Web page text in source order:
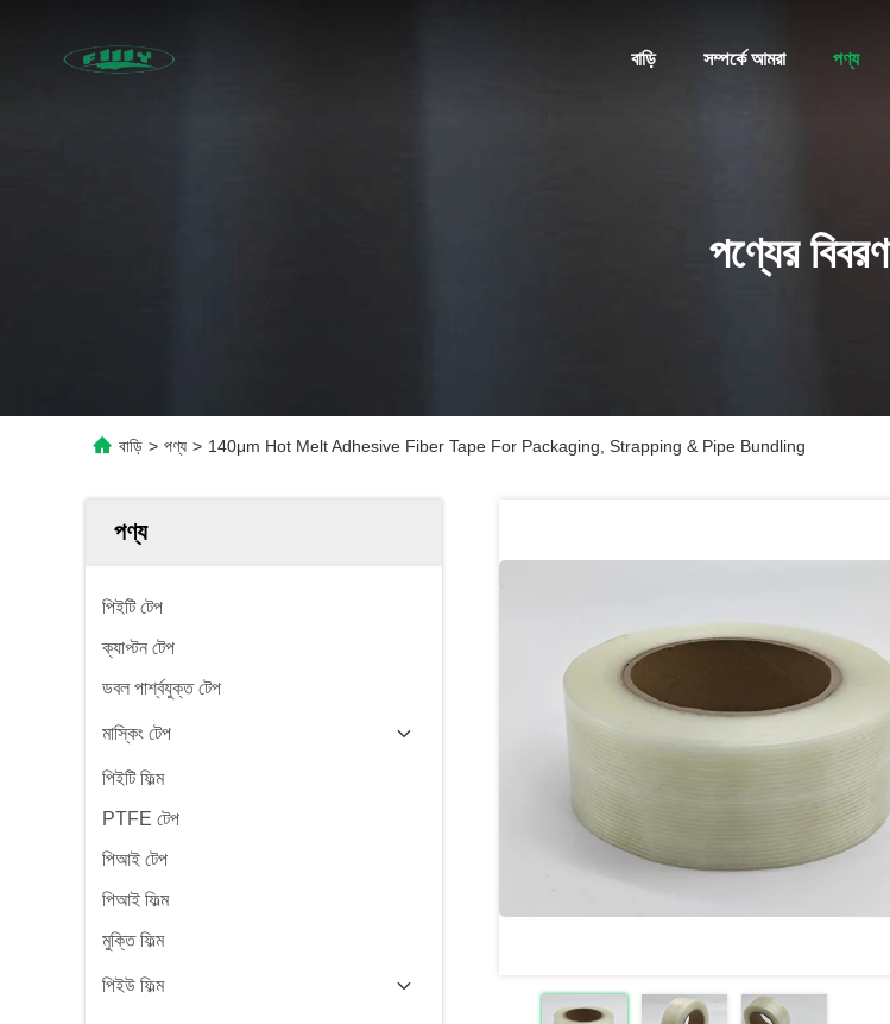
বাড়ি সম্পর্কে আমরা পণ্য
পণ্যের বিবরণ
বাড়ি > পণ্য > 140μm Hot Melt Adhesive Fiber Tape For Packaging, Strapping & Pipe Bundling
পণ্য
পিইটি টেপ
ক্যাপ্টন টেপ
ডবল পার্শ্বযুক্ত টেপ
মাস্কিং টেপ
পিইটি ফিল্ম
PTFE টেপ
পিআই টেপ
পিআই ফিল্ম
মুক্তি ফিল্ম
পিইউ ফিল্ম